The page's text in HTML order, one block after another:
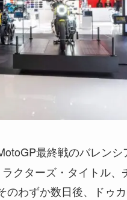
最終戦のバレンシ
クターズ・タイトル、
わずか数日後、ドゥ